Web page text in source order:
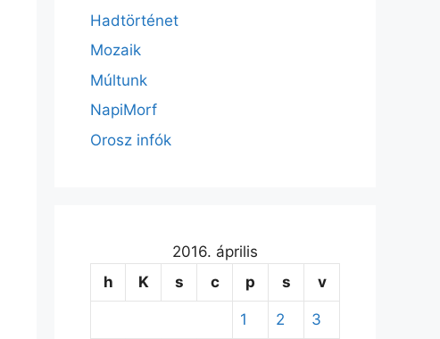
Hadtörténet
Mozaik
Múltunk
NapiMorf
Orosz infók
2016. április
h
K s c p s v
1 2 3